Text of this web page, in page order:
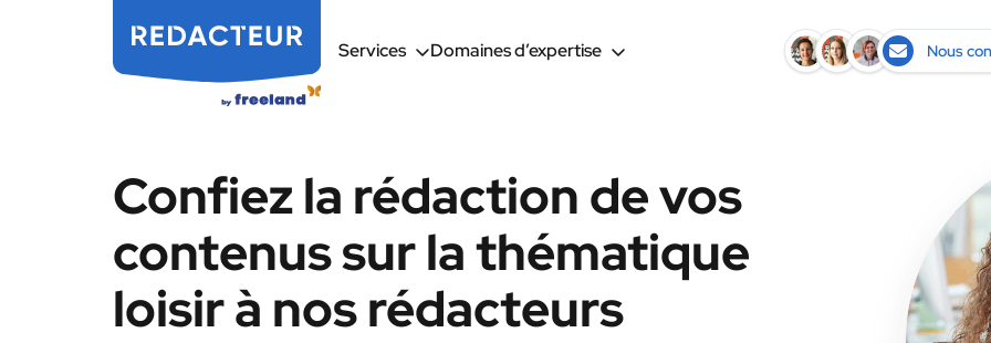
Services Domaines d’expertise Nous
Confiez la rédaction de vos
contenus sur la thématique
loisir à nos rédacteurs